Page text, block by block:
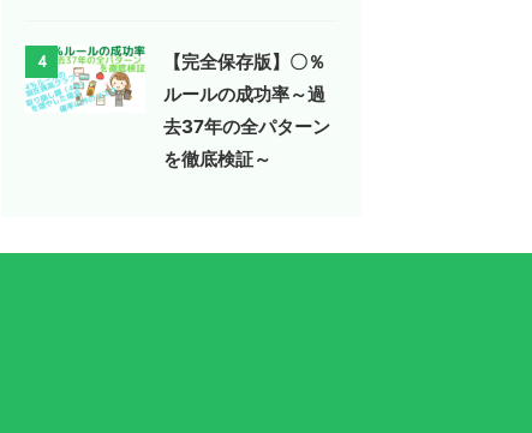
4
【完全保存版】〇％
ルールの成功率～過
去37年の全パターン
を徹底検証～